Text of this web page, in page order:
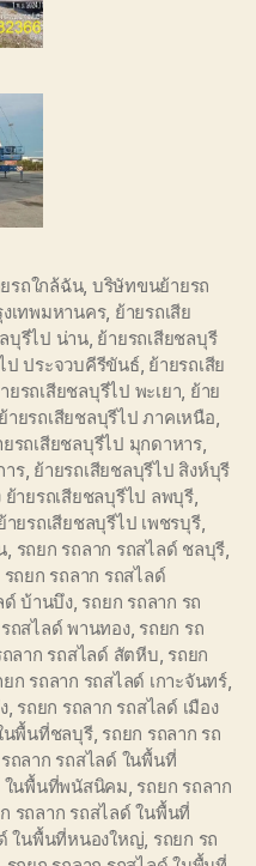
รถใกล้ฉัน, บริษัทขนย้ายรถ
เทพมหานคร, ย้ายรถเสีย
บุรีไป น่าน, ย้ายรถเสียชลบุรี
ป ประจวบคีรีขันธ์, ย้ายรถเสีย
ยรถเสียชลบุรีไป พะเยา ย้าย
ย้ายรถเสียชลบุรีไป ภาคเหนือ
ยรถเสียชลบุรีไป มุกดาหาร,
าร, ย้ายรถเสียชลบุรีไป สิงห์บุรี
ย้ายรถเสียชลบุรีไป ลพบุรี,
ายรถเสียชลบุรีไป เพชรบุรี,
รถยก รถลาก รถสไลด์ ชลบุรี
รถยก รถลาก รถสไลด์
ด์ บ้านบึง, รถยก รถลาก รถ
ถสไลด์ พานทอง, รถยก รถ
ลาก รถสไลด์ สัตหีบ รถยก
ยก รถลาก รถสไลด์ เกาะจันทร์,
, รถยก รถลาก รถสไลด์ เมือง
นพื้นที่ชลบุรี, รถยก รถลาก รถ
ถลาก รถสไลด์ ในพื้นที่
ในพื้นที่พนัสนิคม รถยก รถลาก
รถลาก รถสไลด์ ในพื้นที่
ในพื้นที่หนองใหญ่ รถยก รถ